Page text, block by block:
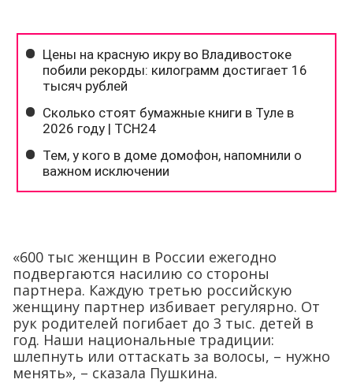
«600 тыс женщин в России ежегодно
подвергаются насилию со стороны
партнера. Каждую третью российскую
женщину партнер избивает регулярно. От
рук родителей погибает до 3 тыс. детей в
год. Наши национальные традиции:
шлепнуть или оттаскать за волосы, – нужно
менять», – сказала Пушкина.